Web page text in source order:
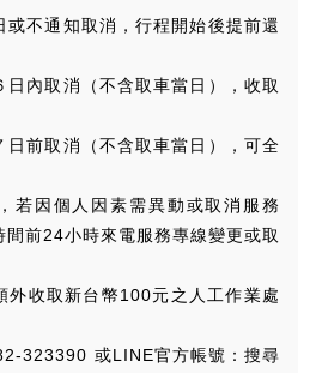
或不通知取消，行程開始後提前還
日內取消（不含取車當日），收取
日前取消（不含取車當日），可全
若因個人因素需異動或取消服務
間前24小時來電服務專線變更或取
外收取新台幣100元之人工作業處
323390 或LINE官方帳號：搜尋